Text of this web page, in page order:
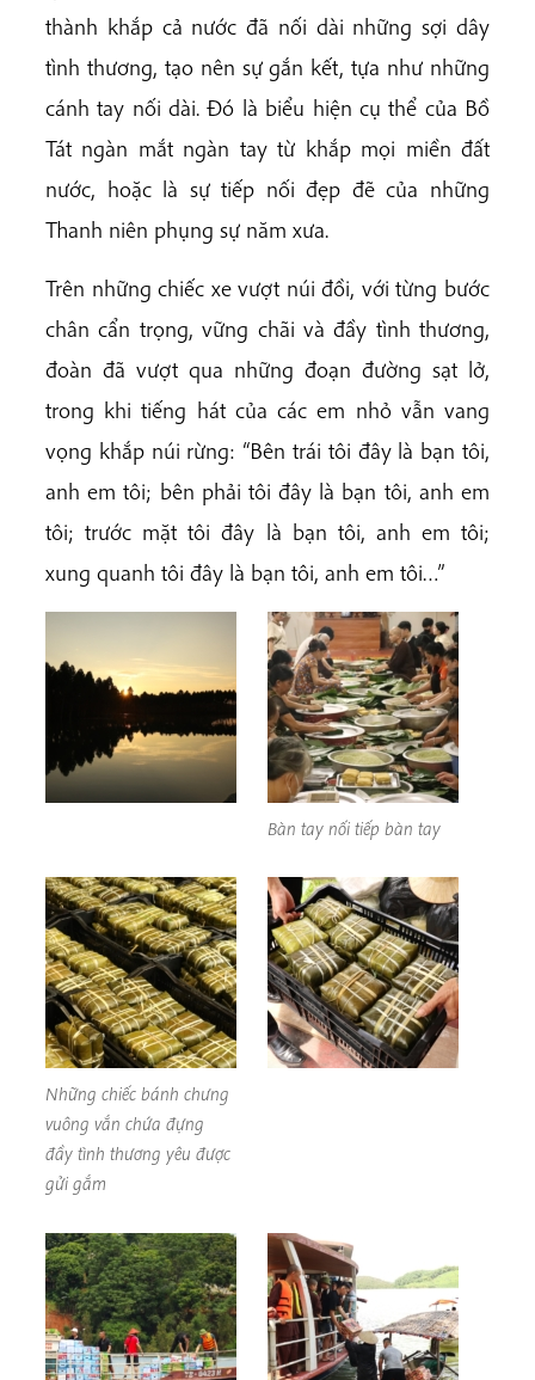
thành khắp cả nước đã nối dài những sợi dây
tình thương, tạo nên sự gắn kết, tựa như những
cánh tay nối dài. Đó là biểu hiện cụ thể của Bồ
Tát ngàn mắt ngàn tay từ khắp mọi miền đất
nước, hoặc là sự tiếp nối đẹp đẽ của những
Thanh niên phụng sự năm xưa.
Trên những chiếc xe vượt núi đồi, với từng bước
chân cẩn trọng, vững chãi và đầy tình thương,
đoàn đã vượt qua những đoạn đường sạt lở,
trong khi tiếng hát của các em nhỏ vẫn vang
vọng khắp núi rừng: “Bên trái tôi đây là bạn tôi,
anh em tôi; bên phải tôi đây là bạn tôi, anh em
tôi; trước mặt tôi đây là bạn tôi, anh em tôi;
xung quanh tôi đây là bạn tôi, anh em tôi…”
Bàn tay nối tiếp bàn tay
Những chiếc bánh chưng
vuông vắn chứa đựng
đầy tình thương yêu được
gửi gắm